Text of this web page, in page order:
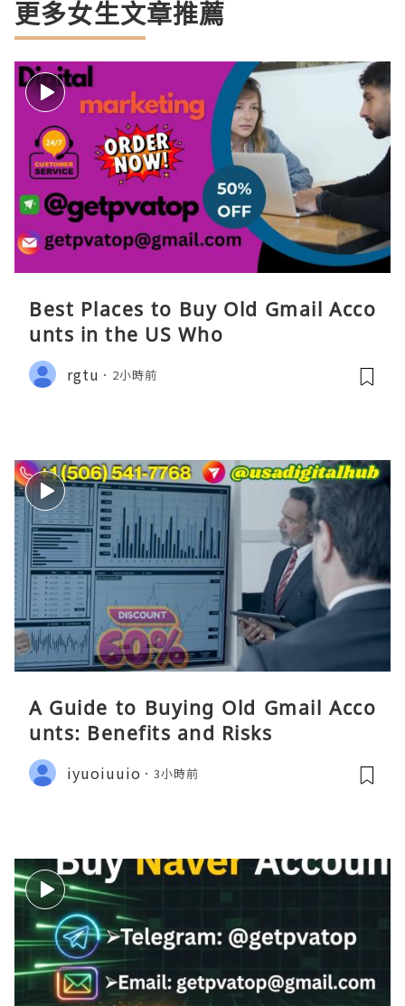
更多女生文章推薦
Best Places to Buy Old Gmail Acco
unts in the US Who
rgtu 2小時前
A Guide to Buying Old Gmail Acco
unts: Benefits and Risks
iyuoiuuio 3小時前